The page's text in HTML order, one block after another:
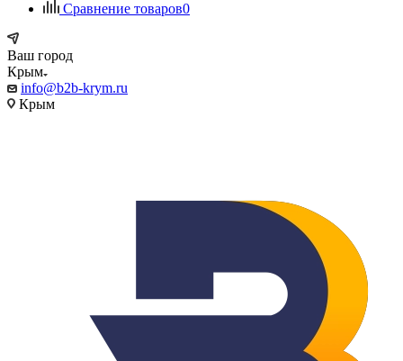
Сравнение товаров0
Ваш город
Крым
info@b2b-krym.ru
Крым